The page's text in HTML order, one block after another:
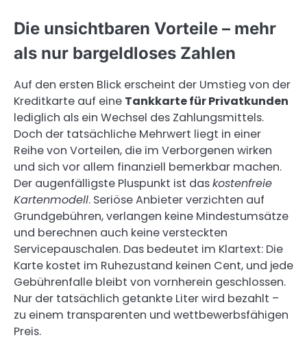
Die unsichtbaren Vorteile – mehr
als nur bargeldloses Zahlen
Auf den ersten Blick erscheint der Umstieg von der
Kreditkarte auf eine Tankkarte für Privatkunden
lediglich als ein Wechsel des Zahlungsmittels.
Doch der tatsächliche Mehrwert liegt in einer
Reihe von Vorteilen, die im Verborgenen wirken
und sich vor allem finanziell bemerkbar machen.
Der augenfälligste Pluspunkt ist daskostenfreie
Kartenmodell. Seriöse Anbieter verzichten auf
Grundgebühren, verlangen keine Mindestumsätze
und berechnen auch keine versteckten
Servicepauschalen. Das bedeutet im Klartext: Die
Karte kostet im Ruhezustand keinen Cent, und jede
Gebührenfalle bleibt von vornherein geschlossen.
Nur der tatsächlich getankte Liter wird bezahlt –
zu einem transparenten und wettbewerbsfähigen
Preis.